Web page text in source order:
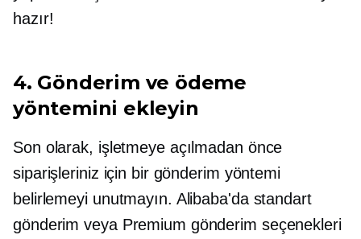
hazır!
4. Gönderim ve ödeme
yöntemini ekleyin
Son olarak, işletmeye açılmadan önce
siparişleriniz için bir gönderim yöntemi
belirlemeyi unutmayın. Alibaba'da standart
gönderim veya Premium gönderim seçenekleri